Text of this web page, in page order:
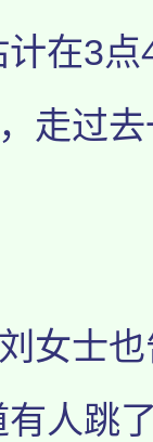
在3
走过
士也
有人跳